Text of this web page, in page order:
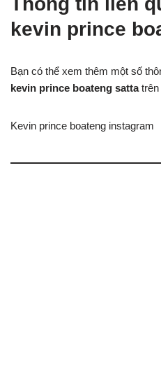
kevin prince
Bạn có thể xem thêm một số
kevin prince boateng sattatrên
Kevin prince boateng instagram